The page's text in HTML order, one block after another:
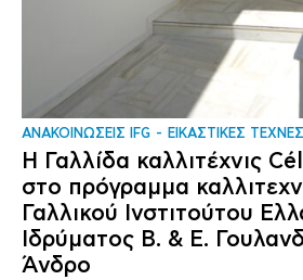
ΑΝΑΚΟΙΝΩΣΕΙΣ IFG ΕΙΚΑΣΤΙΚΕΣ ΤΕΧΝΕΣ
Η Γαλλίδα καλλιτέχνις
στο πρόγραμμα
Γαλλικού Ινστιτούτου
Ιδρύματος Β. & Ε.
Άνδρο